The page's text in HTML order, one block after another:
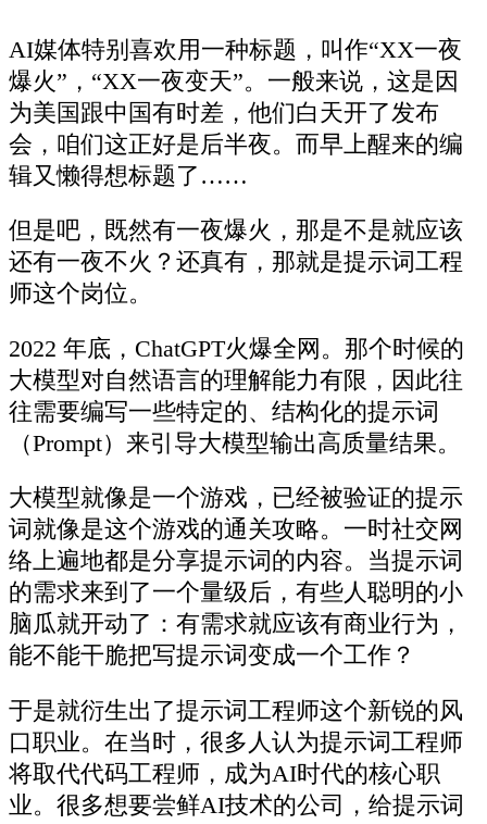
AI媒体特别喜欢用一种标题，叫作“XX一夜
爆火”，“XX一夜变天”。一般来说，这是因
为美国跟中国有时差，他们白天开了发布
会，咱们这正好是后半夜。而早上醒来的编
辑又懒得想标题了……
但是吧，既然有一夜爆火，那是不是就应该
还有一夜不火？还真有，那就是提示词工程
师这个岗位。
2022 年底，ChatGPT火爆全网。那个时候的
大模型对自然语言的理解能力有限，因此往
往需要编写一些特定的、结构化的提示词
（Prompt）来引导大模型输出高质量结果。
大模型就像是一个游戏，已经被验证的提示
词就像是这个游戏的通关攻略。一时社交网
络上遍地都是分享提示词的内容。当提示词
的需求来到了一个量级后，有些人聪明的小
脑瓜就开动了：有需求就应该有商业行为，
能不能干脆把写提示词变成一个工作？
于是就衍生出了提示词工程师这个新锐的风
口职业。在当时，很多人认为提示词工程师
将取代代码工程师，成为AI时代的核心职
业。很多想要尝鲜AI技术的公司，给提示词